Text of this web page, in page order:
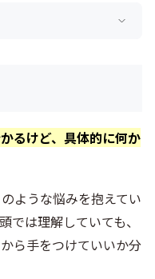
るけど、具体的に何か
ような悩みを抱えてい
では理解していても、
ら手をつけていいか分